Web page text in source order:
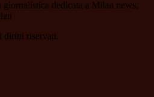
giornalistica dedicata a Milan news,
diritti riservati.